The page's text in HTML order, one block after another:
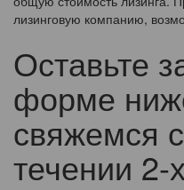
лизинговую компанию,
Оставьте
форме
свяжемся
течении 2-